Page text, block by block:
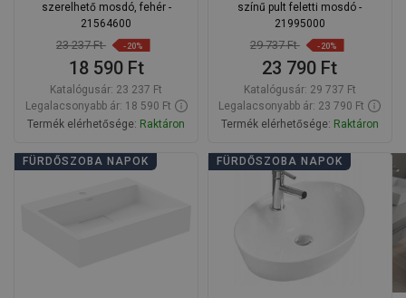
szerelhető mosdó, fehér -
21564600
23 237 Ft -20%
18 590 Ft
Katalógusár: 23 237 Ft
Legalacsonyabb ár: 18 590 Ft
Termék elérhetősége: Raktáron
Kosárba
színű pult feletti mosdó -
21995000
29 737 Ft -20%
23 790 Ft
Katalógusár: 29 737 Ft
Legalacsonyabb ár: 23 790 Ft
Termék elérhetősége: Raktáron
Kosárba
Kedvenc
Hasonlítsa
össze
FÜRDŐSZOBA NAPOK FÜRDŐSZOBA NAPOK